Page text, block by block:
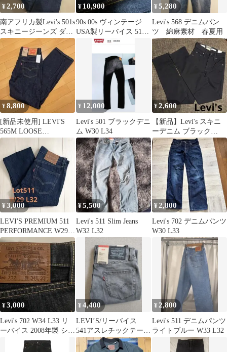
¥2,700
南アフリカ製Levi's 501s
スキニージーンズ ダー
クブルーW30L32
¥ 10,900
90s 00s ヴィンテージ
USA製リーバイス 517
ブーツカット アメカ
¥5,280
Levi's 568 デニムパン
ツ 綿麻素材 春夏用
¥8,800
[新品未使用] LEVI'S
565M LOOSE
STRAIGHT
¥ 12,000
Levi's 501 ブラックデニ
ム W30 L34
¥2,600
【新品】Levi's スキニ
ーデニム ブラック
CM.58/76 ストレッチ
¥3,000
LEVI'S PREMIUM 511
PERFORMANCE W29
L32
¥5,500
Levi's 511 Slim Jeans
W32 L32
¥2,800
Levi's 702 デニムパンツ
W30 L33
¥3,000
Levi's 702 W34 L33 リ
ーバイス 2008年製 シン
チバック
¥4,400
LEVI’S/リーバイス
541アスレチックテーパ
ーストレッチデニム
¥2,800
Levi's 511 デニムパンツ
ライトブルー W33 L32